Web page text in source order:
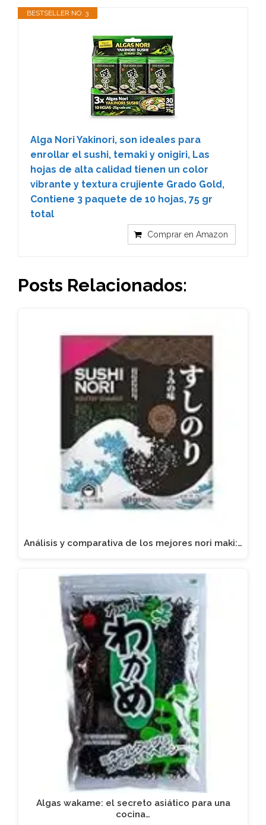
BESTSELLER NO. 3
Alga Nori Yakinori, son ideales para
enrollar el sushi, temaki y onigiri, Las
hojas de alta calidad tienen un color
vibrante y textura crujiente Grado Gold,
Contiene 3 paquete de 10 hojas, 75 gr
total
Comprar en Amazon
Posts Relacionados:
Análisis y comparativa de los mejores nori maki:…
Algas wakame: el secreto asiático para una
cocina…